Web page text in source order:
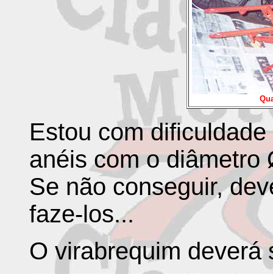
Estou com
anéis com o diâmetro
Se não conseguir,
faze-los...
O virabrequim deverá